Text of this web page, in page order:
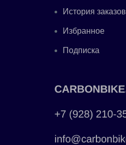
История заказов
Избранное
Подписка